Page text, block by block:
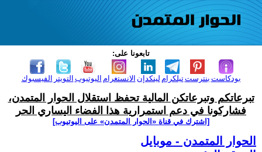
تابعونا على:
الفيسبوك التويتر اليوتيوب الانستغرام لينكدإن تيلكرامبنترست بودكاست
تبرعاتكم وتبرعاتكن المالية تحفظ استقلال الحوار المتمدن،
فشاركونا في دعم استمرارية هذا الفضاء اليساري الحر
[اشترك في قناة ‫«الحوار المتمدن» على اليوتيوب]
الحوار المتمدن - موبايل